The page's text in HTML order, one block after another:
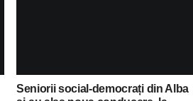
Seniorii social-democrați din Alba